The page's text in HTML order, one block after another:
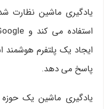
یادگیری ماشین نظارت
ایجاد یک پلتفرم هوشمند
پاسخ می دهد.
یادگیری ماشین یک